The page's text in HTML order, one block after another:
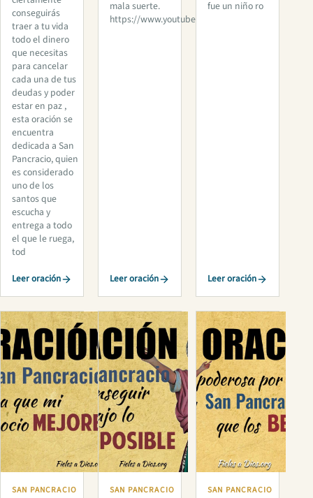
conseguirás
traer a tu vida
todo el dinero
que necesitas
para cancelar
cada una de tus
deudas y poder
estar en paz ,
esta oración se
encuentra
dedicada a San
Pancracio, quien
es considerado
uno de los
santos que
escucha y
entrega a todo
el que le ruega,
tod
Leer oración
mala suerte.
https://www.youtube.com/wat
Leer oración
fue un niño ro
Leer oración
SAN PANCRACIO SAN PANCRACIO SAN PANCRACIO